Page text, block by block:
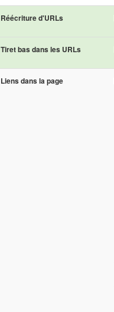
Réécriture d'URLs
Tiret bas dans les URLs
Liens dans la page